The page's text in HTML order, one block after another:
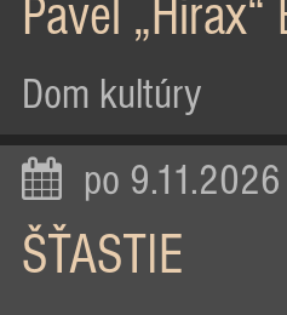
Pavel „Hirax“
Dom kultúry
po 9.11.2026
ŠŤASTIE